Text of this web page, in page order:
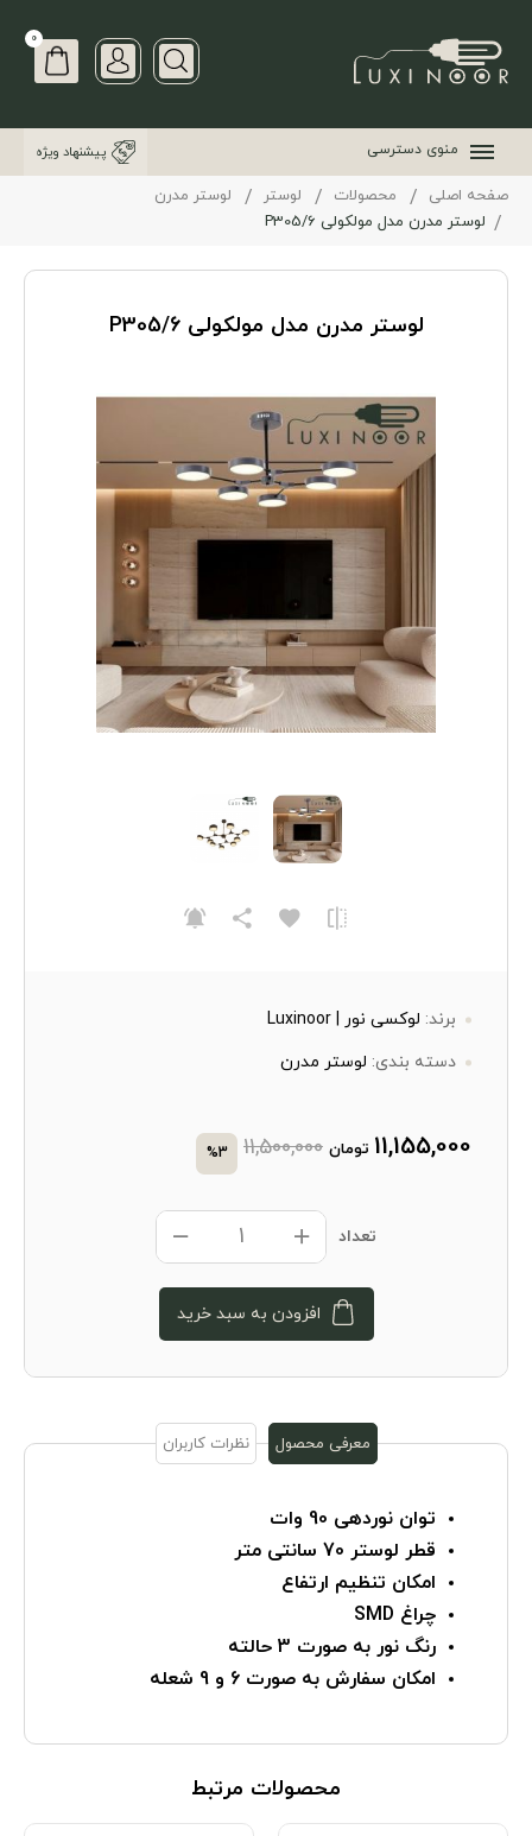
0
منوی دسترسی پیشنهاد ویژه
صفحه اصلی محصولات لوستر
لوستر مدرن
لوستر مدرن مدل مولکولی 6/P305
لوستر مدرن مدل مولکولی 6/P305
برند: لوکسی نور | Luxinoor
دسته بندی: لوستر مدرن
11,155,000 تومان 11,500,000
%3
تعداد
افزودن به سبد خرید
معرفی محصول نظرات کاربران
توان نوردهی 90 وات
قطر لوستر 70 سانتی متر
امکان تنظیم ارتفاع
چراغ SMD
رنگ نور به صورت 3 حالته
امکان سفارش به صورت 6 و 9 شعله
محصولات مرتبط